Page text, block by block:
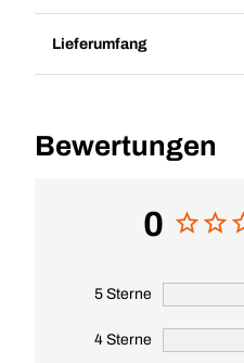
Lieferumfang
Bewertungen
0
5 Sterne
4 Sterne